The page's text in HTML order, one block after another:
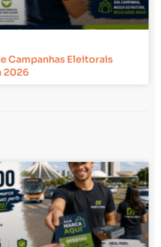
Campanhas Eleitorais
2026